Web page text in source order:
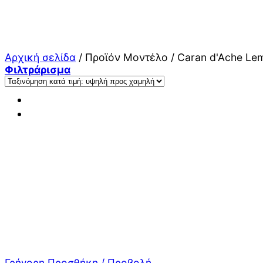
Αρχική σελίδα / Προϊόν Μοντέλο / Caran d'Ache
Φιλτράρισμα